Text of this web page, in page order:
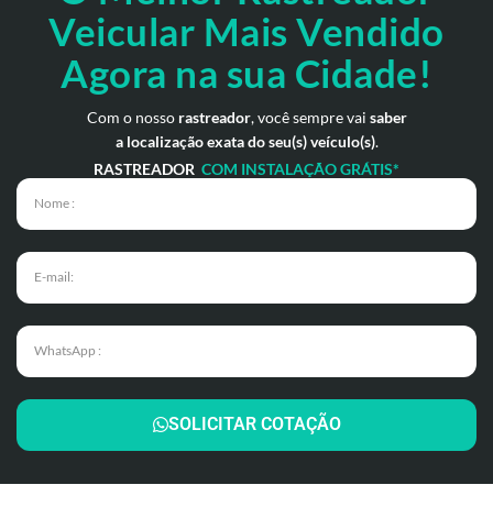
Veicular Mais Vendido
Agora na sua Cidade!
Com o nosso rastreador, você sempre vai saber
a localização exata do seu(s) veículo(s).
RASTREADOR COM INSTALAÇÃO GRÁTIS*
SOLICITAR COTAÇÃO